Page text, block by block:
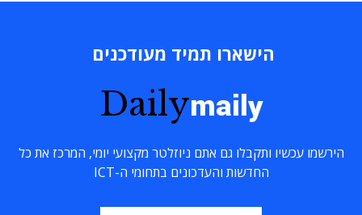
הישארו תמיד מעודכנים
Dailymaily
הירשמו עכשיו ותקבלו גם אתם ניוזלטר מקצועי יומי, המרכז את כל
החדשות והעדכונים בתחומי ה-ICT